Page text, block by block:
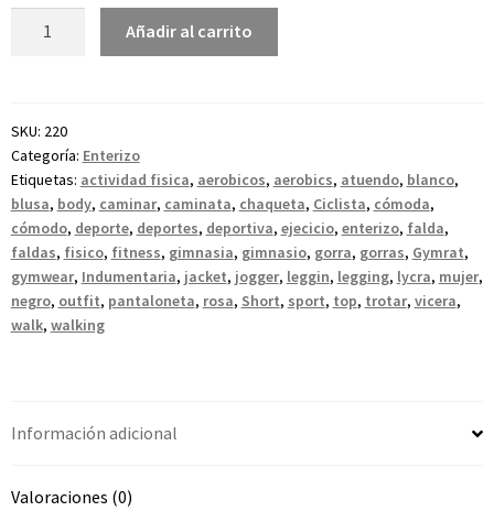
Añadir al carrito
SKU: 220
Categoría: Enterizo
Etiquetas: actividad fisica, aerobicos, aerobics, atuendo, blanco,
blusa, body, caminar, caminata, chaqueta, Ciclista, cómoda,
cómodo, deporte, deportes, deportiva, ejecicio, enterizo, falda,
faldas, fisico, fitness, gimnasia, gimnasio, gorra, gorras, Gymrat,
gymwear, Indumentaria, jacket, jogger, leggin, legging, lycra, mujer,
negro, outfit, pantaloneta, rosa, Short, sport, top, trotar, vicera,
walk, walking
Información adicional
Valoraciones (0)